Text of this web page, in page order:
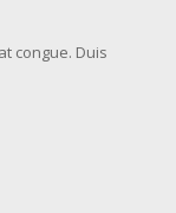
congue. Duis